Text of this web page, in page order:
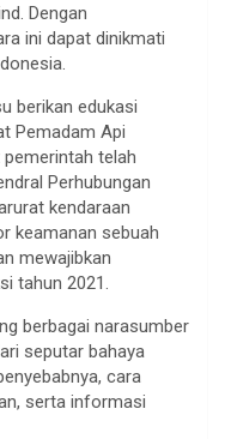
Dengan
ini dapat dinikmati
berikan edukasi
Pemadam Api
pemerintah telah
Perhubungan
kendaraan
keamanan sebuah
mewajibkan
tahun 2021.
berbagai narasumber
seputar bahaya
cara
serta informasi